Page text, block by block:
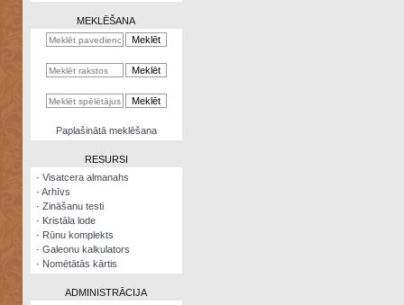
kalkulators
Nomētātās
MEKLĒŠANA
Paplašinātā meklēšana
RESURSI
· Visatcera almanahs
· Arhīvs
· Zināšanu testi
· Kristāla lode
· Rūnu komplekts
· Galeonu kalkulators
· Nomētātās kārtis
ADMINISTRĀCIJA